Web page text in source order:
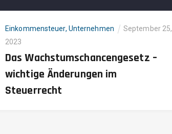
Einkommensteuer, Unternehmen
September 25,
2023
Das Wachstumschancengesetz –
wichtige Änderungen im
Steuerrecht